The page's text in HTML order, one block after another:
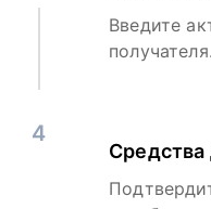
Введите
получателя.
4